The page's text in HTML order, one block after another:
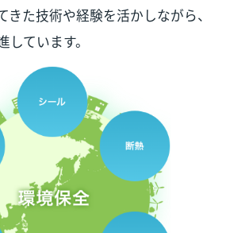
きた技術や経験を活かしながら、
ています。